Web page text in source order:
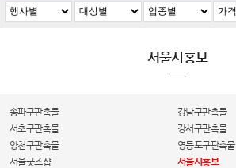
서울시홍보
송파구판촉물
강남구판촉물
서초구판촉물
강서구판촉물
양천구판촉물
영등포구판촉물
서울굿즈샵
서울시홍보